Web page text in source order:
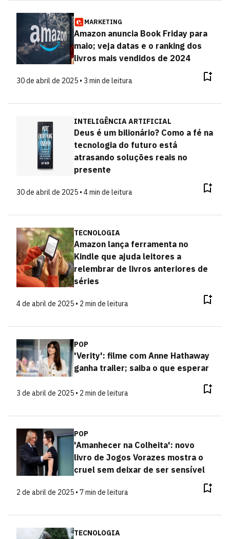
MARKETING
Amazon anuncia Book Friday para
maio; veja datas e o ranking dos
livros mais vendidos de 2024
30 de abril de 2025 • 3 min de leitura
INTELIGÊNCIA ARTIFICIAL
Deus é um bilionário? Como a fé na
tecnologia do futuro está
atrasando soluções reais no
presente
30 de abril de 2025 • 4 min de leitura
TECNOLOGIA
Amazon lança ferramenta no
Kindle que ajuda leitores a
relembrar de livros anteriores de
séries
4 de abril de 2025 • 2 min de leitura
POP
'Verity': filme com Anne Hathaway
ganha trailer; saiba o que esperar
3 de abril de 2025 • 2 min de leitura
POP
'Amanhecer na Colheita': novo
livro de Jogos Vorazes mostra o
cruel sem deixar de ser sensível
2 de abril de 2025 • 7 min de leitura
TECNOLOGIA